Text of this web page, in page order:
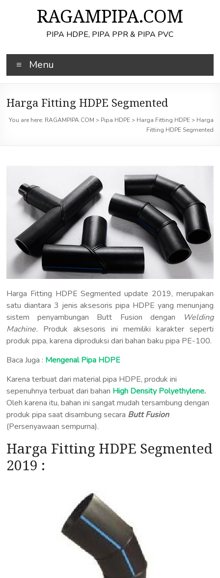
RAGAMPIPA.COM
PIPA HDPE, PIPA PPR & PIPA PVC
Menu
Harga Fitting HDPE Segmented
You are here: RAGAMPIPA.COM > Pipa HDPE> Harga Fitting HDPE> Harga
Fitting HDPE Segmented
Harga Fitting HDPE Segmented update 2019, merupakan
satu diantara 3 jenis aksesoris pipa HDPE yang menunjang
sistem penyambungan Butt Fusion dengan
Welding
Machine. Produk aksesoris ini memiliki karakter seperti
produk pipa, karena diproduksi dari bahan baku pipa PE-100.
Baca Juga : Mengenal Pipa HDPE
Karena terbuat dari material pipa HDPE, produk ini
sepenuhnya terbuat dari bahan High Density Polyethylene.
Oleh karena itu, bahan ini sangat mudah tersambung dengan
produk pipa saat disambung secara Butt Fusion
(Persenyawaan sempurna).
Harga Fitting HDPE Segmented
2019 :